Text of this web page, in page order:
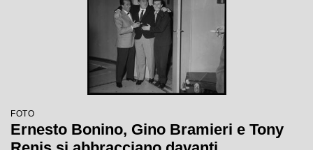
FOTO
Ernesto Bonino, Gino Bramieri e Tony